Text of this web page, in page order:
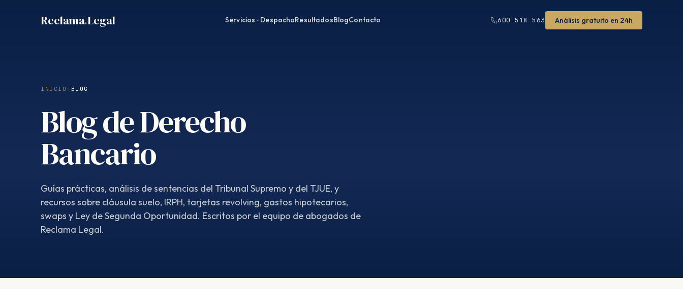
Reclama.Legal Servicios DespachoResultadosBlogContacto 600 518 563 Análisis gratuito en 24h
INICIO › BLOG
Blog de Derecho
Bancario
Guías prácticas, análisis de sentencias del Tribunal Supremo y del TJUE, y
recursos sobre cláusula suelo, IRPH, tarjetas revolving, gastos hipotecarios,
swaps y Ley de Segunda Oportunidad. Escritos por el equipo de abogados de
Reclama Legal.